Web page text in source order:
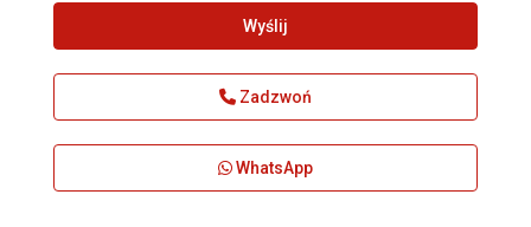
Wyślij
Zadzwoń
WhatsApp